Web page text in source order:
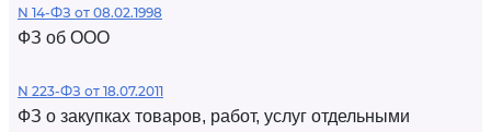
N 14-ФЗ от 08.02.1998
ФЗ об ООО
N 223-ФЗ от 18.07.2011
ФЗ о закупках товаров, работ, услуг отдельными